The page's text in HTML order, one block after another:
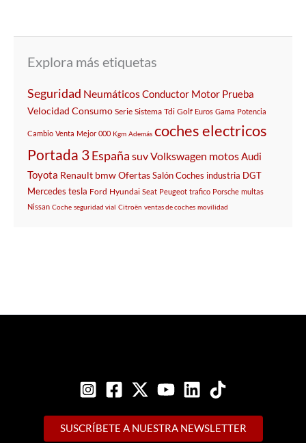
Explora más etiquetas
Seguridad NeumáticosConductor Motor Prueba
Velocidad Consumo Serie Sistema Tdi Golf Euros Gama Potencia
Cambio Venta Mejor 000 Kgm Además coches electricos
Portada 3España suvVolkswagen motosAudi
Toyota Renault bmwOfertasSalónCoches industria DGT
Mercedes tesla Ford Hyundai Seat Peugeot trafico Porsche multas
Nissan Coche seguridad vial Citroën ventas de coches movilidad
SUSCRÍBETE A NUESTRA NEWSLETTER